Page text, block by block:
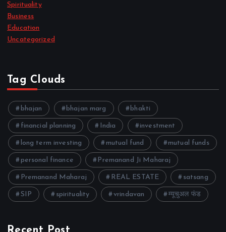
Spirituality
Business
Education
Uncategorized
Tag Clouds
bhajan bhajan marg bhakti
financial planning India investment
long term investing mutual fund mutual funds
personal finance Premanand Ji Maharaj
Premanand Maharaj REAL ESTATE satsang
SIP spirituality vrindavan म्यूचुअल फंड